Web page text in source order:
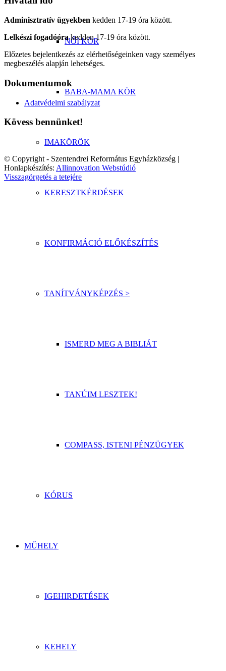
NŐI KÖR
BABA-MAMA KÖR
IMAKÖRÖK
KERESZTKÉRDÉSEK
KONFIRMÁCIÓ ELŐKÉSZÍTÉS
TANÍTVÁNYKÉPZÉS >
ISMERD MEG A BIBLIÁT
TANÚIM LESZTEK!
COMPASS, ISTENI PÉNZÜGYEK
KÓRUS
MŰHELY
IGEHIRDETÉSEK
KEHELY
Adminisztratív ügyekben kedden 17-19 óra között.
Lelkészi fogadóórakedden 17-19 óra között.
Előzetes bejelentkezés az elérhetőségeinken vagy személyes
megbeszélés alapján lehetséges.
Dokumentumok
Adatvédelmi szabályzat
Kövess bennünket!
© Copyright - Szentendrei Református Egyházközség |
Honlapkészítés: Allinnovation Webstúdió
Visszagörgetés a tetejére